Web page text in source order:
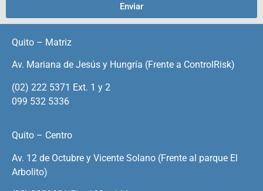
Enviar
Quito – Matriz
Av. Mariana de Jesús y Hungría (Frente a ControlRisk)
(02) 222 5371 Ext. 1 y 2
099 532 5336
Quito – Centro
Av. 12 de Octubre y Vicente Solano (Frente al parque El
Arbolito)